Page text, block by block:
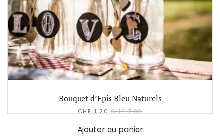
Bouquet d’Epis Bleu Naturels
CHF 1.20 CHF7.90
Ajouter au panier